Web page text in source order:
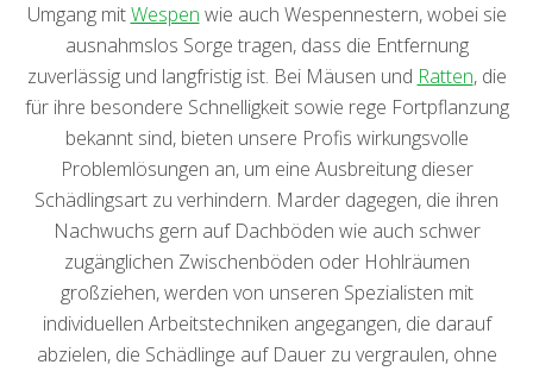
Umgang mitWespen wie auch Wespennestern, wobei sie
ausnahmslos Sorge tragen, dass die Entfernung
zuverlässig und langfristig ist. Bei Mäusen und Ratten, die
für ihre besondere Schnelligkeit sowie rege Fortpflanzung
bekannt sind, bieten unsere Profis wirkungsvolle
Problemlösungen an, um eine Ausbreitung dieser
Schädlingsart zu verhindern. Marder dagegen, die ihren
Nachwuchs gern auf Dachböden wie auch schwer
zugänglichen Zwischenböden oder Hohlräumen
großziehen, werden von unseren Spezialisten mit
individuellen Arbeitstechniken angegangen, die darauf
abzielen, die Schädlinge auf Dauer zu vergraulen, ohne